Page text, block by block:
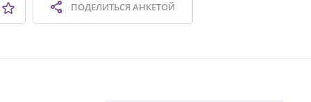
ПОДЕЛИТЬСЯАНКЕТОЙ